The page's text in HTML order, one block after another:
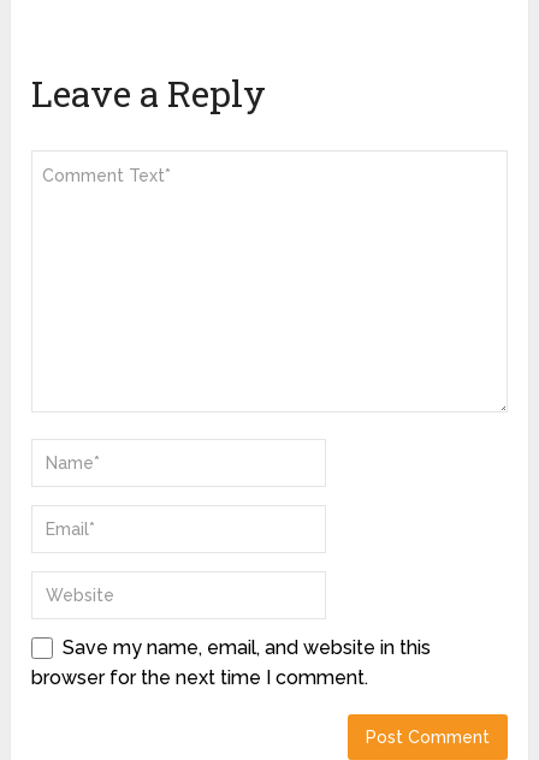
Leave a Reply
Save my name, email, and website in this
browser for the next time I comment.